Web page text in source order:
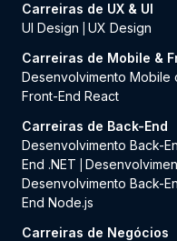
Carreiras de UX & UI
UI Design
UX Design
Carreiras de Mobile &
Desenvolvimento Mobile
Front-End React
Carreiras de Back-End
Desenvolvimento Back-
End .NET
Desenvolvimento Back-
End Node.js
Carreiras de Negócios